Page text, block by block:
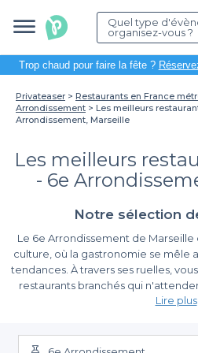
Quel type
organisez-vous ?
Trop chaud pour faire la fête ?
Privateaser Restaurants en France
Arrondissement
Les meilleurs
Arrondissement, Marseille
Les meilleurs
- 6e
Notre sélection
Le 6e Arrondissement de
culture, où la gastronomie se mêle
tendances. À travers ses ruelles,
restaurants branchés qui
une expérience culinaire inoubliable.
occasion idéale pour se retrouver
événement ou organiser un
Une simplicité de
Lire plus